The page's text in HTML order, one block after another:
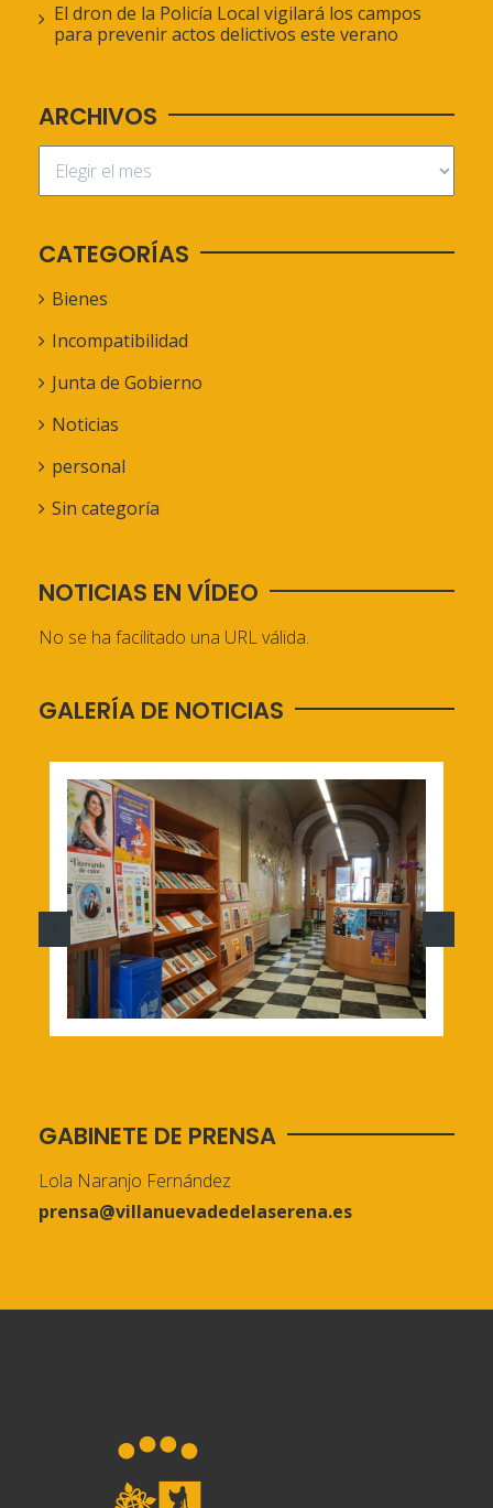
El dron de la Policía Local vigilará los campos
para prevenir actos delictivos este verano
ARCHIVOS
CATEGORÍAS
Bienes
Incompatibilidad
Junta de Gobierno
Noticias
personal
Sin categoría
NOTICIAS EN VÍDEO
No se ha facilitado una URL válida.
GALERÍA DE NOTICIAS
GABINETE DE PRENSA
Lola Naranjo Fernández
prensa@villanuevadedelaserena.es